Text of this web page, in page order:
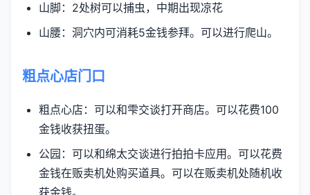
山脚：2处树可以捕虫，中期出现凉花
山腰：洞穴内可消耗5金钱参拜。可以进行爬山。
粗点心店门口
粗点心店：可以和雫交谈打开商店。可以花费100
金钱收获扭蛋。
公园：可以和绵太交谈进行拍拍卡应用。可以花费
金钱在贩卖机处购买道具。可以在贩卖机处随机收